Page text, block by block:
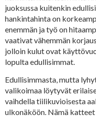
juoksussa kuitenkin
hankintahinta on
enemmän ja työ on
vaativat vähemmän
jolloin kulut ovat
lopulta edullisimmat.
Edullisimmasta, mutta
valikoimaa löytyvät
vaihdella tiilikuvioisesta
ulkonäköön. Nämä